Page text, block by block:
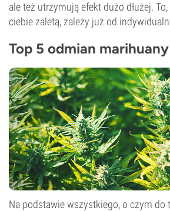
ale też utrzymują efekt dużo dłużej.
ciebie zaletą, zależy już od
Top 5 odmian
Na podstawie wszystkiego, o czym do